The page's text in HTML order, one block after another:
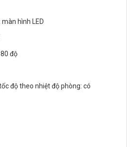
hình LED
độ
độ theo nhiệt độ phòng: có